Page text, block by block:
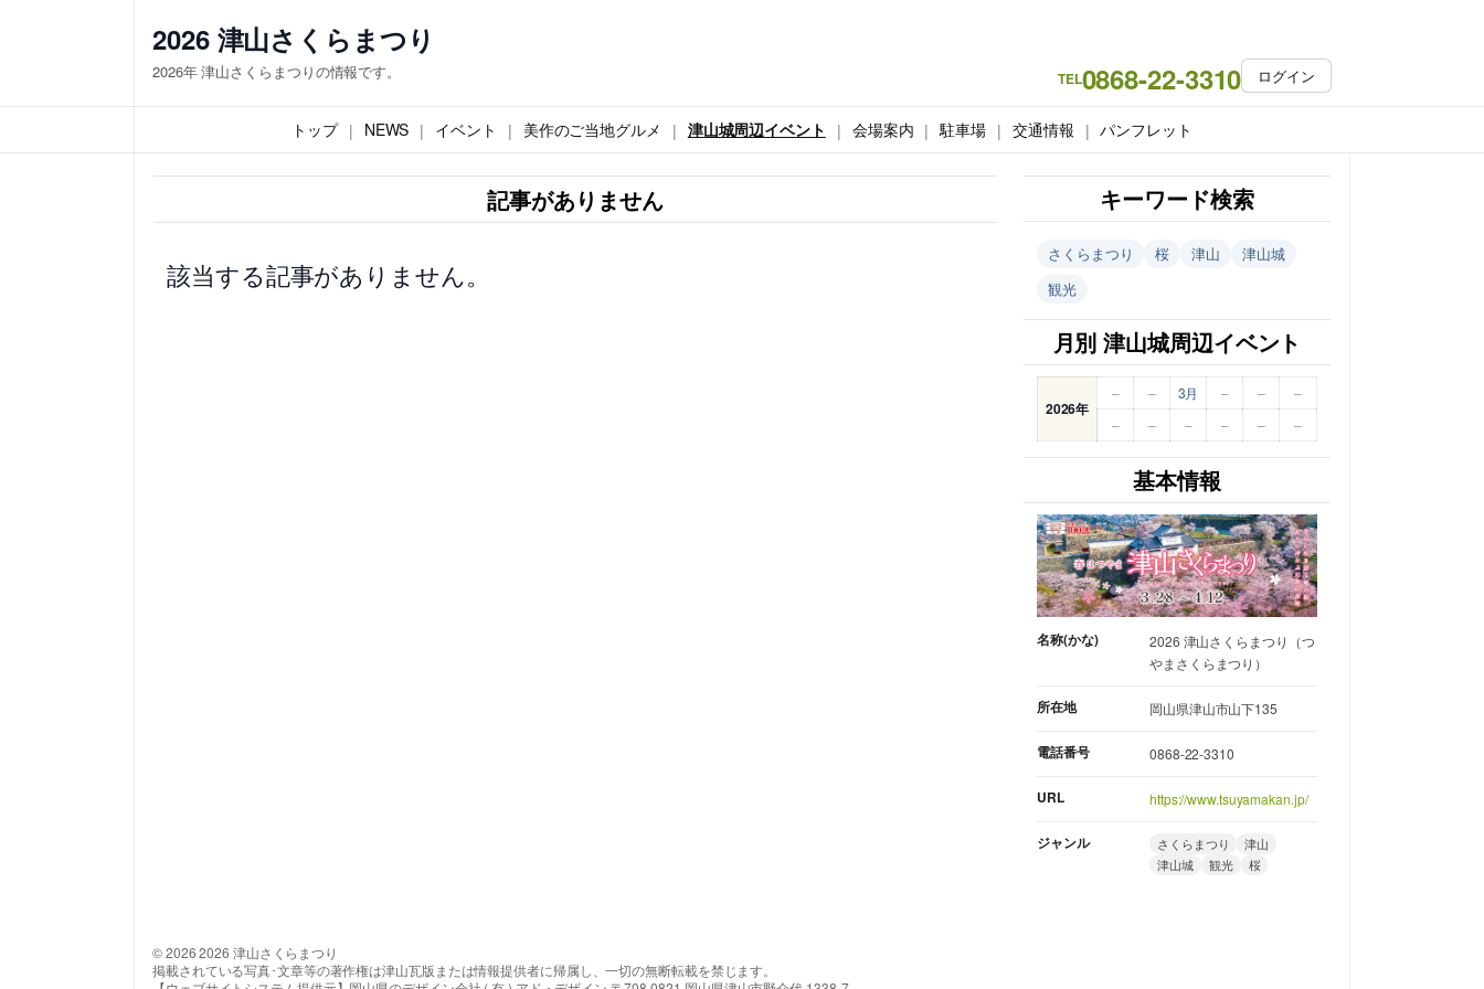
ス
キ
2026 津山さくらまつり
2026年 津山さくらまつりの情報です。 TEL0868-22-3310 ログイン
トップ NEWS イベント 美作のご当地グルメ 津山城周辺イベント 会場案内 駐車場 交通情報 パンフレット
記事がありません
該当する記事がありません。
キーワード検索
さくらまつり 桜 津山
津山城
観光
月別 津山城周辺イベント
2026年
– – 3月 – –
–
–
– – – – –
基本情報
名称(かな)
2026 津山さくらまつり（つ
やまさくらまつり）
所在地 岡山県津山市山下135
電話番号 0868-22-3310
URL https://www.tsuyamakan.jp/
ジャンル さくらまつり
津山
津山城
観光 桜
© 2026 2026 津山さくらまつり
掲載されている写真･文章等の著作権は津山瓦版または情報提供者に帰属し、一切の無断転載を禁じます。